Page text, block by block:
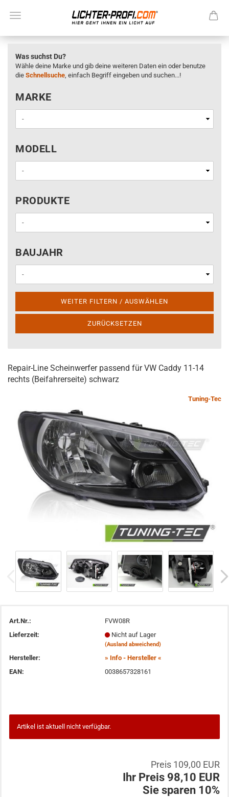
Was suchst Du?
Wähle deine Marke und gib deine weiteren Daten ein oder benutze
die Schnellsuche, einfach Begriff eingeben und suchen...!
MARKE
MARKE
MODELL
MODELL
PRODUKTE
PRODUKTE
BAUJAHR
BAUJAHR
WEITER FILTERN / AUSWÄHLEN
ZURÜCKSETZEN
Repair-Line Scheinwerfer passend für VW Caddy 11-14
rechts (Beifahrerseite) schwarz
Tuning-Tec
Art.Nr.:
FVW08R
Lieferzeit:
Nicht auf Lager
(Ausland abweichend)
Hersteller:
» Info - Hersteller «
EAN:
0038657328161
Artikel ist aktuell nicht verfügbar.
Preis 109,00 EUR
Ihr Preis 98,10 EUR
Sie sparen 10%